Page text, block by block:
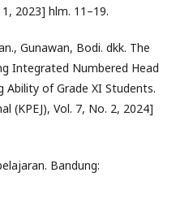
2023] hlm. 11–19.
Gunawan, Bodi. dkk. The
Integrated Numbered Head
Ability of Grade XI Students.
(KPEJ), Vol. 7, No. 2, 2024]
Bandung: